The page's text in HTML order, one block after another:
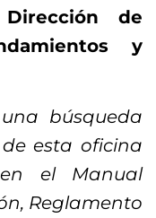
Dirección de
y
búsqueda
esta oficina
el Manual
Reglamento